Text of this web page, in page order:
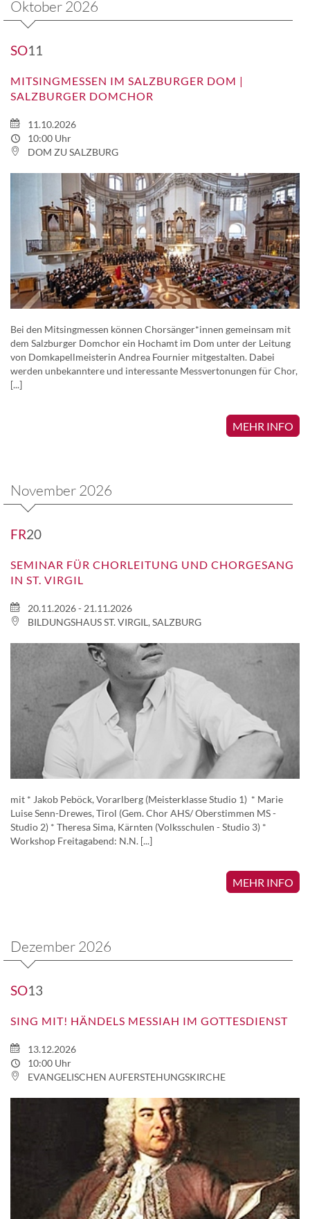
Oktober 2026
SO11
MITSINGMESSEN IM SALZBURGER DOM |
SALZBURGER DOMCHOR
11.10.2026
10:00 Uhr
DOM ZU SALZBURG
Bei den Mitsingmessen können Chorsänger*innen gemeinsam mit
dem Salzburger Domchor ein Hochamt im Dom unter der Leitung
von Domkapellmeisterin Andrea Fournier mitgestalten. Dabei
werden unbekanntere und interessante Messvertonungen für Chor,
[...]
MEHR INFO
November 2026
FR20
SEMINAR FÜR CHORLEITUNG UND CHORGESANG
IN ST. VIRGIL
20.11.2026 - 21.11.2026
BILDUNGSHAUS ST. VIRGIL, SALZBURG
mit * Jakob Peböck, Vorarlberg (Meisterklasse Studio 1) * Marie
Luise Senn-Drewes, Tirol (Gem. Chor AHS/ Oberstimmen MS -
Studio 2) * Theresa Sima, Kärnten (Volksschulen - Studio 3) *
Workshop Freitagabend: N.N. [...]
MEHR INFO
Dezember 2026
SO13
SING MIT! HÄNDELS MESSIAH IM GOTTESDIENST
13.12.2026
10:00 Uhr
EVANGELISCHEN AUFERSTEHUNGSKIRCHE